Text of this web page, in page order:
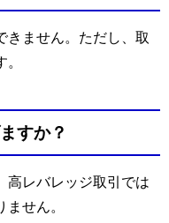
きません。ただし、取
すか？
高レバレッジ取引では
せん。